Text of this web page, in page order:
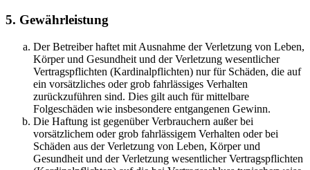
5. Gewährleistung
Der Betreiber haftet mit Ausnahme der Verletzung von Leben,
Körper und Gesundheit und der Verletzung wesentlicher
Vertragspflichten (Kardinalpflichten) nur für Schäden, die auf
ein vorsätzliches oder grob fahrlässiges Verhalten
zurückzuführen sind. Dies gilt auch für mittelbare
Folgeschäden wie insbesondere entgangenen Gewinn.
Die Haftung ist gegenüber Verbrauchern außer bei
vorsätzlichem oder grob fahrlässigem Verhalten oder bei
Schäden aus der Verletzung von Leben, Körper und
Gesundheit und der Verletzung wesentlicher Vertragspflichten